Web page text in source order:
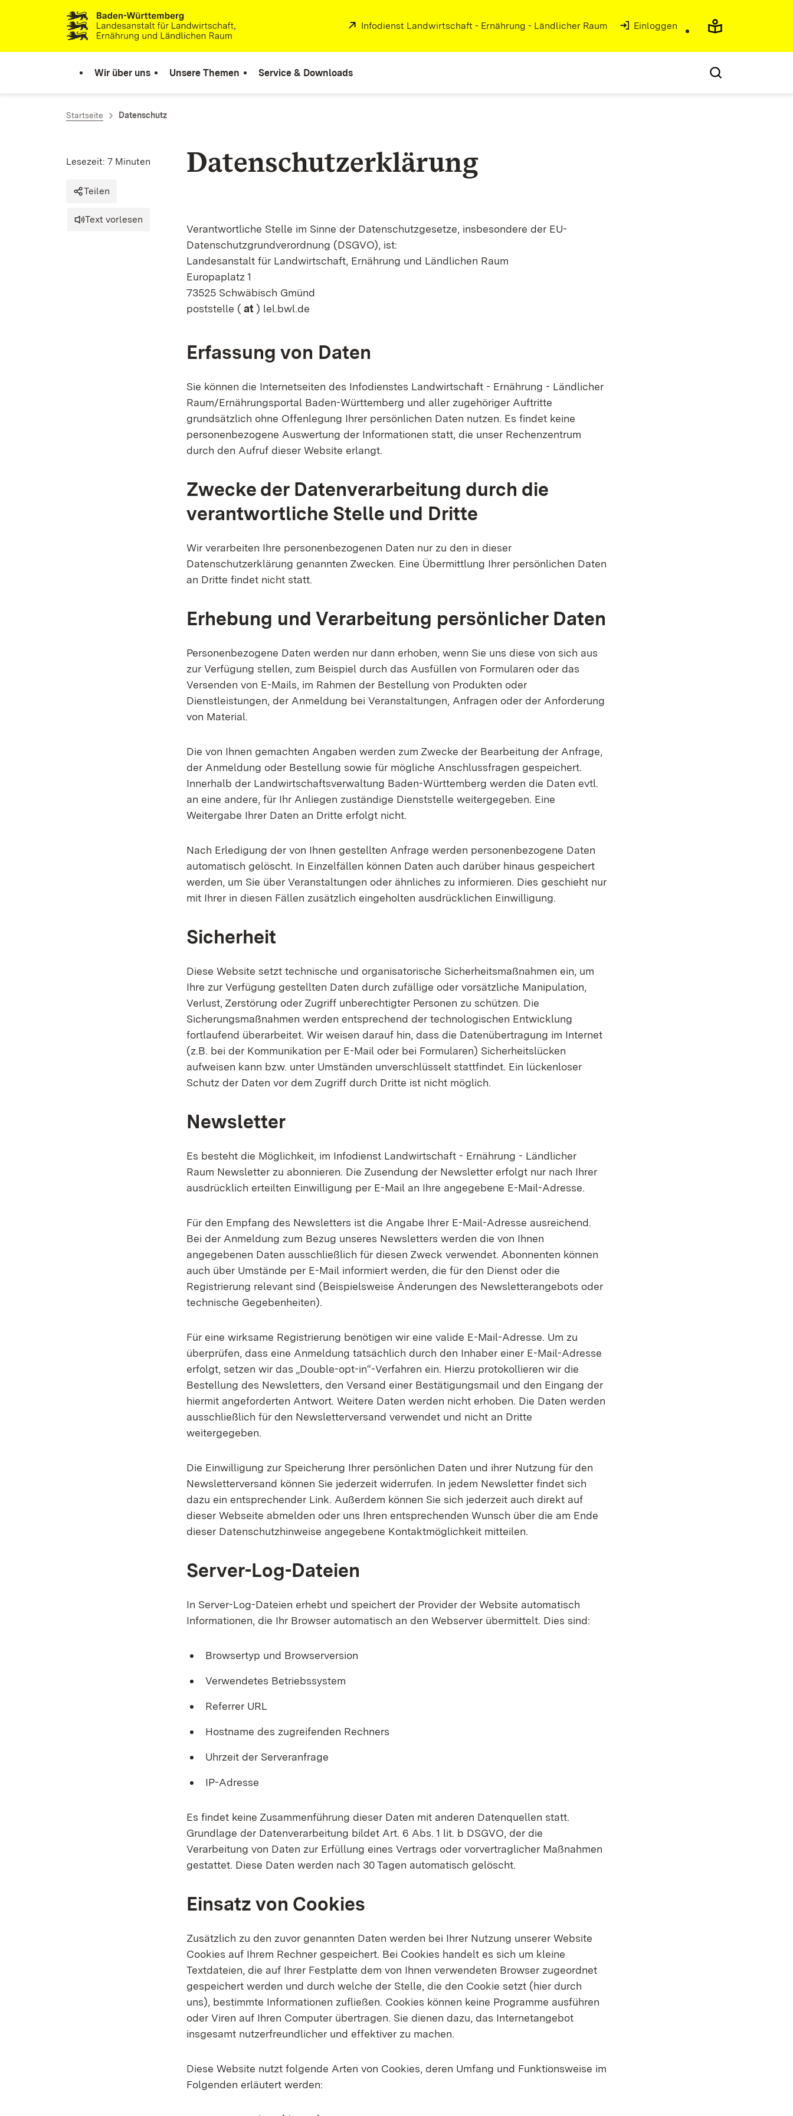
Zum Inhalt springen
Link zur Startseite
Extern:
Infodienst Landwirtschaft - Ernährung - Ländlicher Raum (Öffnet in neuem Fenster)
Einloggen
Wir über uns Unsere Themen Service & Downloads
Startseite Datenschutz
Datenschutzerklärung
Lesezeit: 7 Minuten
Teilen
Text vorlesen
Verantwortliche Stelle im Sinne der Datenschutzgesetze, insbesondere der EU-
Datenschutzgrundverordnung (DSGVO), ist:
Landesanstalt für Landwirtschaft, Ernährung und Ländlichen Raum
Europaplatz 1
73525 Schwäbisch Gmünd
poststelle ( at ) lel.bwl.de
Erfassung von Daten
Sie können die Internetseiten des Infodienstes Landwirtschaft - Ernährung - Ländlicher
Raum/Ernährungsportal Baden-Württemberg und aller zugehöriger Auftritte
grundsätzlich ohne Offenlegung Ihrer persönlichen Daten nutzen. Es findet keine
personenbezogene Auswertung der Informationen statt, die unser Rechenzentrum
durch den Aufruf dieser Website erlangt.
Zwecke der Datenverarbeitung durch die
verantwortliche Stelle und Dritte
Wir verarbeiten Ihre personenbezogenen Daten nur zu den in dieser
Datenschutzerklärung genannten Zwecken. Eine Übermittlung Ihrer persönlichen Daten
an Dritte findet nicht statt.
Erhebung und Verarbeitung persönlicher Daten
Personenbezogene Daten werden nur dann erhoben, wenn Sie uns diese von sich aus
zur Verfügung stellen, zum Beispiel durch das Ausfüllen von Formularen oder das
Versenden von E-Mails, im Rahmen der Bestellung von Produkten oder
Dienstleistungen, der Anmeldung bei Veranstaltungen, Anfragen oder der Anforderung
von Material.
Die von Ihnen gemachten Angaben werden zum Zwecke der Bearbeitung der Anfrage,
der Anmeldung oder Bestellung sowie für mögliche Anschlussfragen gespeichert.
Innerhalb der Landwirtschaftsverwaltung Baden-Württemberg werden die Daten evtl.
an eine andere, für Ihr Anliegen zuständige Dienststelle weitergegeben. Eine
Weitergabe Ihrer Daten an Dritte erfolgt nicht.
Nach Erledigung der von Ihnen gestellten Anfrage werden personenbezogene Daten
automatisch gelöscht. In Einzelfällen können Daten auch darüber hinaus gespeichert
werden, um Sie über Veranstaltungen oder ähnliches zu informieren. Dies geschieht nur
mit Ihrer in diesen Fällen zusätzlich eingeholten ausdrücklichen Einwilligung.
Sicherheit
Diese Website setzt technische und organisatorische Sicherheitsmaßnahmen ein, um
Ihre zur Verfügung gestellten Daten durch zufällige oder vorsätzliche Manipulation,
Verlust, Zerstörung oder Zugriff unberechtigter Personen zu schützen. Die
Sicherungsmaßnahmen werden entsprechend der technologischen Entwicklung
fortlaufend überarbeitet. Wir weisen darauf hin, dass die Datenübertragung im Internet
(z.B. bei der Kommunikation per E-Mail oder bei Formularen) Sicherheitslücken
aufweisen kann bzw. unter Umständen unverschlüsselt stattfindet. Ein lückenloser
Schutz der Daten vor dem Zugriff durch Dritte ist nicht möglich.
Newsletter
Es besteht die Möglichkeit, im Infodienst Landwirtschaft - Ernährung - Ländlicher
Raum Newsletter zu abonnieren. Die Zusendung der Newsletter erfolgt nur nach Ihrer
ausdrücklich erteilten Einwilligung per E-Mail an Ihre angegebene E-Mail-Adresse.
Für den Empfang des Newsletters ist die Angabe Ihrer E-Mail-Adresse ausreichend.
Bei der Anmeldung zum Bezug unseres Newsletters werden die von Ihnen
angegebenen Daten ausschließlich für diesen Zweck verwendet. Abonnenten können
auch über Umstände per E-Mail informiert werden, die für den Dienst oder die
Registrierung relevant sind (Beispielsweise Änderungen des Newsletterangebots oder
technische Gegebenheiten).
Für eine wirksame Registrierung benötigen wir eine valide E-Mail-Adresse. Um zu
überprüfen, dass eine Anmeldung tatsächlich durch den Inhaber einer E-Mail-Adresse
erfolgt, setzen wir das „Double-opt-in“-Verfahren ein. Hierzu protokollieren wir die
Bestellung des Newsletters, den Versand einer Bestätigungsmail und den Eingang der
hiermit angeforderten Antwort. Weitere Daten werden nicht erhoben. Die Daten werden
ausschließlich für den Newsletterversand verwendet und nicht an Dritte
weitergegeben.
Die Einwilligung zur Speicherung Ihrer persönlichen Daten und ihrer Nutzung für den
Newsletterversand können Sie jederzeit widerrufen. In jedem Newsletter findet sich
dazu ein entsprechender Link. Außerdem können Sie sich jederzeit auch direkt auf
dieser Webseite abmelden oder uns Ihren entsprechenden Wunsch über die am Ende
dieser Datenschutzhinweise angegebene Kontaktmöglichkeit mitteilen.
Server-Log-Dateien
In Server-Log-Dateien erhebt und speichert der Provider der Website automatisch
Informationen, die Ihr Browser automatisch an den Webserver übermittelt. Dies sind:
Browsertyp und Browserversion
Verwendetes Betriebssystem
Referrer URL
Hostname des zugreifenden Rechners
Uhrzeit der Serveranfrage
IP-Adresse
Es findet keine Zusammenführung dieser Daten mit anderen Datenquellen statt.
Grundlage der Datenverarbeitung bildet Art. 6 Abs. 1 lit. b DSGVO, der die
Verarbeitung von Daten zur Erfüllung eines Vertrags oder vorvertraglicher Maßnahmen
gestattet. Diese Daten werden nach 30 Tagen automatisch gelöscht.
Einsatz von Cookies
Zusätzlich zu den zuvor genannten Daten werden bei Ihrer Nutzung unserer Website
Cookies auf Ihrem Rechner gespeichert. Bei Cookies handelt es sich um kleine
Textdateien, die auf Ihrer Festplatte dem von Ihnen verwendeten Browser zugeordnet
gespeichert werden und durch welche der Stelle, die den Cookie setzt (hier durch
uns), bestimmte Informationen zufließen. Cookies können keine Programme ausführen
oder Viren auf Ihren Computer übertragen. Sie dienen dazu, das Internetangebot
insgesamt nutzerfreundlicher und effektiver zu machen.
Diese Website nutzt folgende Arten von Cookies, deren Umfang und Funktionsweise im
Folgenden erläutert werden: